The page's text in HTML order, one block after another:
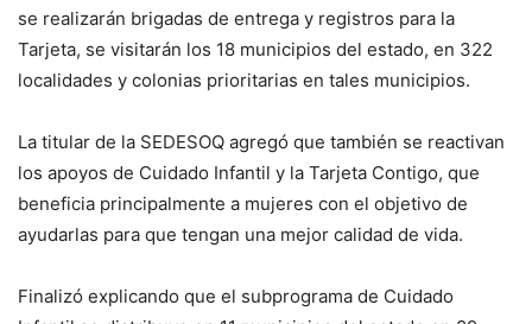
se realizarán brigadas de entrega y registros para la
Tarjeta, se visitarán los 18 municipios del estado, en 322
localidades y colonias prioritarias en tales municipios.
La titular de la SEDESOQ agregó que también se reactivan
los apoyos de Cuidado Infantil y la Tarjeta Contigo, que
beneficia principalmente a mujeres con el objetivo de
ayudarlas para que tengan una mejor calidad de vida.
Finalizó explicando que el subprograma de Cuidado